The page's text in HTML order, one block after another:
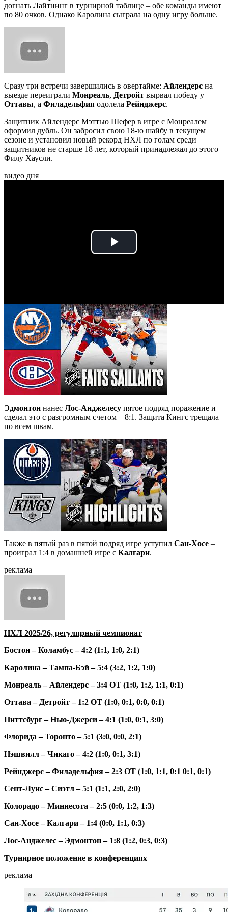
догнать Лайтнинг в турнирной таблице – обе команды имеют
по 80 очков. Однако Каролина сыграла на одну игру больше.
Сразу три встречи завершились в овертайме: Айлендерс на
выезде переиграли Монреаль, Детройт вырвал победу у
Оттавы, а Филадельфия одолела Рейнджерс.
Защитник Айлендерс Мэттью Шефер в игре с Монреалем
оформил дубль. Он забросил свою 18-ю шайбу в текущем
сезоне и установил новый рекорд НХЛ по голам среди
защитников не старше 18 лет, который принадлежал до этого
Филу Хаусли.
видео дня
Play
Эдмонтон нанес Лос-Анджелесу пятое подряд поражение и
сделал это с разгромным счетом – 8:1. Защита Кингс трещала
по всем швам.
Также в пятый раз в пятой подряд игре уступил Сан-Хосе –
проиграл 1:4 в домашней игре с Калгари.
реклама
НХЛ 2025/26, регулярный чемпионат
Бостон – Коламбус – 4:2 (1:1, 1:0, 2:1)
Каролина – Тампа-Бэй – 5:4 (3:2, 1:2, 1:0)
Монреаль – Айлендерс – 3:4 ОТ (1:0, 1:2, 1:1, 0:1)
Оттава – Детройт – 1:2 ОТ (1:0, 0:1, 0:0, 0:1)
Питтсбург – Нью-Джерси – 4:1 (1:0, 0:1, 3:0)
Флорида – Торонто – 5:1 (3:0, 0:0, 2:1)
Нэшвилл – Чикаго – 4:2 (1:0, 0:1, 3:1)
Рейнджерс – Филадельфия – 2:3 ОТ (1:0, 1:1, 0:1 0:1, 0:1)
Сент-Луис – Сиэтл – 5:1 (1:1, 2:0, 2:0)
Колорадо – Миннесота – 2:5 (0:0, 1:2, 1:3)
Сан-Хосе – Калгари – 1:4 (0:0, 1:1, 0:3)
Лос-Анджелес – Эдмонтон – 1:8 (1:2, 0:3, 0:3)
Турнирное положение в конференциях
реклама